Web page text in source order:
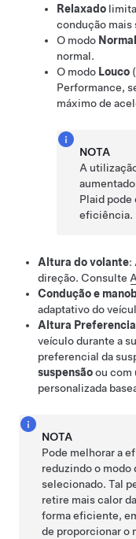
Relaxado
condução mais
O modo Normal
normal.
O modo Louco
Performance,
máximo de
NOTA
A
Plaid pode
eficiência.
Altura do volante:
direção. Consulte
Condução e
adaptativo do
Altura
veículo durante a
preferencial da
suspensãoou com
personalizada
NOTA
Pode melhorar a
reduzindo o modo
selecionado. Tal
retire mais calor
forma eficiente,
de proporcionar o